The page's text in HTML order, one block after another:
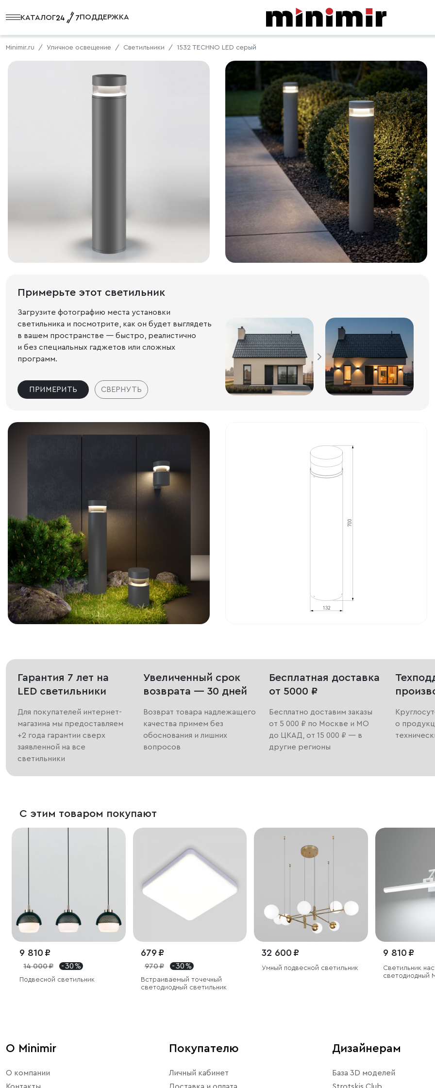
КАТАЛОГ ПОДДЕРЖКА
Minimir.ru Уличное освещение Светильники 1532 TECHNO LED серый
Примерьте этот светильник
Загрузите фотографию места установки
светильника и посмотрите, как он будет выглядеть
в вашем пространстве — быстро, реалистично
и без специальных гаджетов или сложных
программ.
ПРИМЕРИТЬ СВЕРНУТЬ
Гарантия 7 лет на
LED светильники
Для покупателей интернет-
магазина мы предоставляем
+2 года гарантии сверх
заявленной на все
светильники
Увеличенный срок
возврата — 30 дней
Возврат товара надлежащего
качества примем без
обоснования и лишних
вопросов
Бесплатная доставка
от 5000 ₽
Бесплатно доставим заказы
от 5 000 ₽ по Москве и МО
до ЦКАД, от 15 000 ₽ — в
другие регионы
о
С этим товаром покупают
9 810 ₽
14 000 ₽ - 30 %
Подвесной светильник
679 ₽
970 ₽ - 30 %
Встраиваемый точечный
светодиодный светильник
32 600 ₽
Умный подвесной светильник
9 810 ₽
Светильник
светодиодный
О Minimir
О компании
Контакты
Покупателю
Личный кабинет
Доставка и оплата
Дизайнерам
База 3D моделей
Strotskis Club